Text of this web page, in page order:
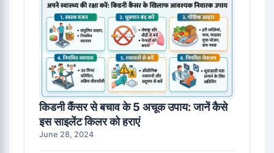
किडनी कैंसर से बचाव के 5 अचूक उपाय: जानें कैसे
इस साइलेंट किलर को हराएं
June 28, 2024